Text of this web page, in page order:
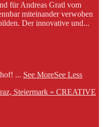
für Andreas Gratl vom
miteinander verwoben
Der innovative und...
... See MoreSee Less
Steiermark » CREATIVE